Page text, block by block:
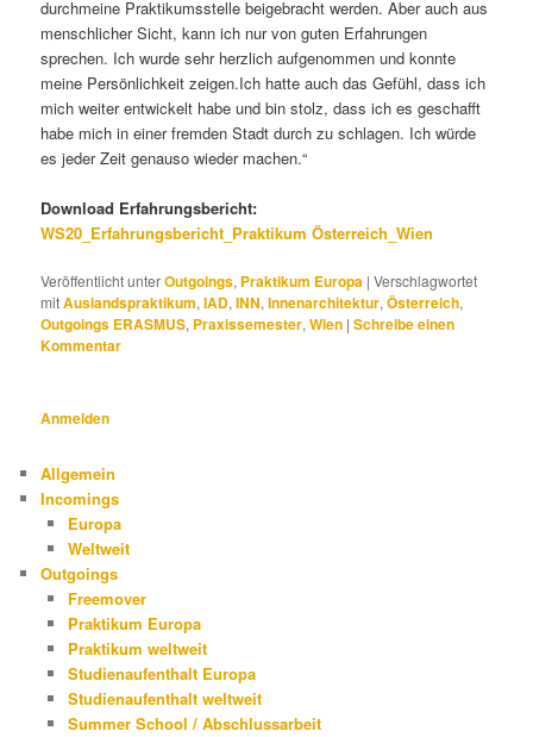
durchmeine Praktikumsstelle beigebracht werden. Aber auch aus
menschlicher Sicht, kann ich nur von guten Erfahrungen
sprechen. Ich wurde sehr herzlich aufgenommen und konnte
meine Persönlichkeit zeigen.Ich hatte auch das Gefühl, dass ich
mich weiter entwickelt habe und bin stolz, dass ich es geschafft
habe mich in einer fremden Stadt durch zu schlagen. Ich würde
es jeder Zeit genauso wieder machen.“
Download Erfahrungsbericht:
WS20_Erfahrungsbericht_Praktikum Österreich_Wien
Veröffentlicht unterOutgoings, Praktikum Europa |Verschlagwortet
mitAuslandspraktikum,IAD,INN,Innenarchitektur,Österreich,
Outgoings ERASMUS, Praxissemester,Wien |Schreibe einen
Kommentar
Anmelden
Allgemein
Incomings
Europa
Weltweit
Outgoings
Freemover
Praktikum Europa
Praktikum weltweit
Studienaufenthalt Europa
Studienaufenthalt weltweit
Summer School / Abschlussarbeit